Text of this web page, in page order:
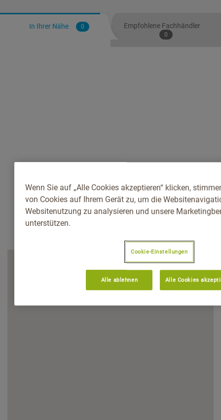
In Ihrer Nähe 0 Empfohlene Fachhändler
0
Wenn Sie auf „Alle Cookies akzeptieren“ klicken,
von Cookies auf Ihrem Gerät zu, um die
Websitenutzung zu analysieren und unsere
unterstützen.
Cookie-Einstellungen
Alle ablehnen Alle Cookies